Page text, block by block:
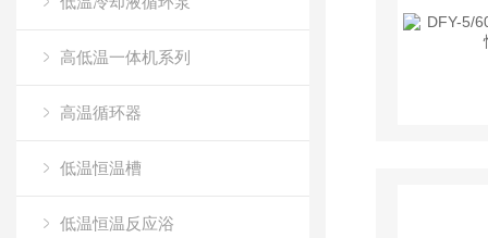
高低温一体机系列
高温循环器
低温恒温槽
低温恒温反应浴